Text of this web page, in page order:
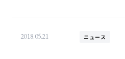
2018.05.21 ニュース